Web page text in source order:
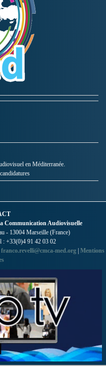
en Méditerranée.
Communication Audiovisuelle
- 13004 Marseille (France)
: +33(0)4 91 42 03 02
franco.revelli@cmca-med.org | Mentions